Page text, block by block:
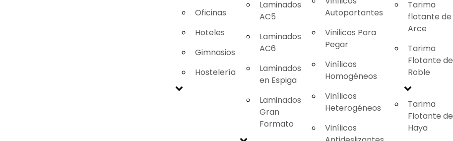
Oficinas
Hoteles
Gimnasios
Hostelería
Laminados
AC5
Laminados
AC6
Laminados
en Espiga
Laminados
Gran
Formato
Autoportantes
Vinilicos Para
Pegar
Vinílicos
Homogéneos
Vinílicos
Heterogéneos
Vinílicos
Tarima
flotante de
Arce
Tarima
Flotante de
Roble
Tarima
Flotante de
Haya